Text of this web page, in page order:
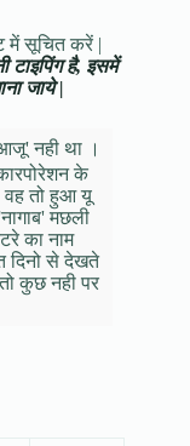
में सूचित करें |
टाइपिंग है, इसमें
जाये |
नही था ।
के
वह तो हुआ यू
मछली
का नाम
दिनो से देखते
कुछ नही पर